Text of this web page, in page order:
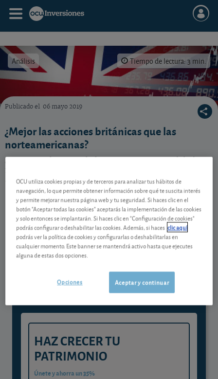
Análisis Tiempo de lectura: 3 min.
Publicado el 06 mayo 2019
¿Mejor las acciones británicas que las
norteamericanas?
¿Conviene dar prioridad en nuestra cartera global
flexible a las acciones británicas frente a las
americanas? Vea nuestro análisis al respecto.
Contenido reservado a SOCIOS
Gestiona tu dinero con visión
experta
y consigue que cada euro trabaje
para ti
HAZ CRECER TU
PATRIMONIO
Únete y ahorra un 35%
OCU utiliza cookies propias y de terceros para analizar tus hábitos de
navegación, lo que permite obtener información sobre qué te suscita interés
y permite mejorar nuestra página web y tu seguridad. Si haces clic en el
botón "Aceptar todas las cookies" aceptarás la implementación de las cookies
y solo entonces se implantarán. Si haces clic en "Configuración de cookies"
podrás configurar o deshabilitar las cookies. Además, si haces clic aquí
podrás ver la política de cookies y configurarlas o deshabilitarlas en
cualquier momento. Este banner se mantendrá activo hasta que ejecutes
alguna de estas dos opciones.
Aceptar y continuar
Opciones